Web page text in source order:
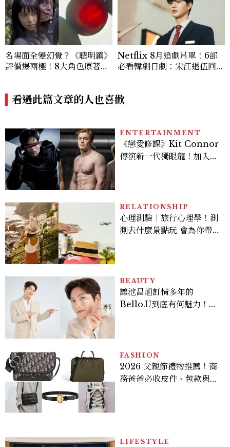
名場面全變幻覺？《聰明鎮》
評價爆兩極！8大角色原著差
玉果邏輯翻車
Netflix 8月追劇片單！6部
必看韓劇日劇：宋江退伍回歸
看過此篇文章的人也喜歡
ENTERTAINMENT
《戀愛修課》Kit Connor
傳演新一代獨眼龍！加入新
RELATIONSHIP
心理測驗｜旅行心理學！測
測去什麼景點玩 會為你帶來
BEAUTY
讓池昌旭訂情多年的
Bello.U到底有何魅力！揭
倦感，超神！
FASHION
2026 父親節禮物推薦！商
務爸爸必收皮件、包款與鞋
LIFESTYLE